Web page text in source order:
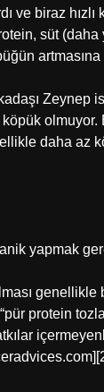
ve biraz hızlı
süt (daha
Zeynep
köpük
daha az
yapmak
genellikle
protein